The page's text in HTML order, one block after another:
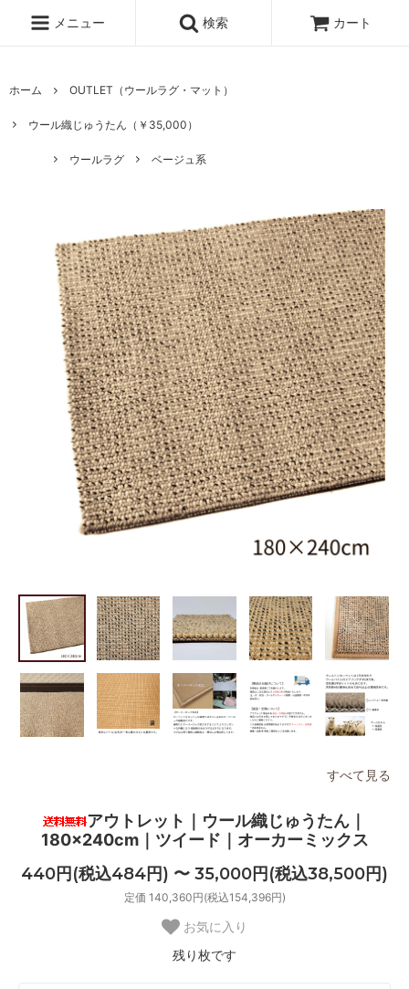
メニュー 検索 カート
ホーム OUTLET（ウールラグ・マット）
ウール織じゅうたん（￥35,000）
ウールラグ ベージュ系
すべて見る
アウトレット｜ウール織じゅうたん｜
180×240cm｜ツイード｜オーカーミックス
440円(税込484円) 〜 35,000円(税込38,500円)
定価 140,360円(税込154,396円)
お気に入り
残り枚です